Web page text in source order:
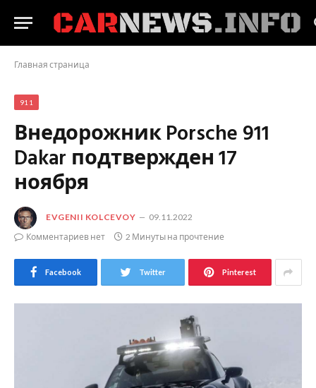
Главная страница
911
Внедорожник Porsche 911
Dakar подтвержден 17
ноября
EVGENII KOLCEVOY
09.11.2022
Комментариев нет
2 Минуты на прочтение
Facebook Twitter Pinterest